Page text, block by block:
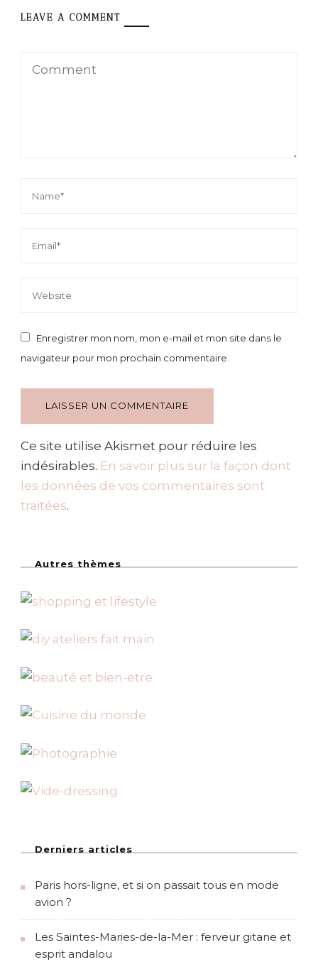
LEAVE A COMMENT
Enregistrer mon nom, mon e-mail et mon site dans le
navigateur pour mon prochain commentaire.
Ce site utilise Akismet pour réduire les
indésirables. En savoir plus sur la façon dont
les données de vos commentaires sont
traitées.
Autres thèmes
Derniers articles
Paris hors-ligne, et si on passait tous en mode
avion ?
Les Saintes-Maries-de-la-Mer : ferveur gitane et
esprit andalou